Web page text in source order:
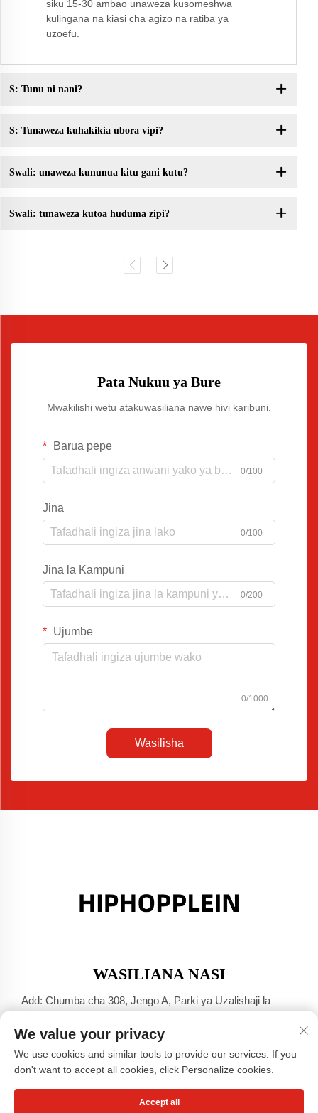
siku 15-30 ambao unaweza kusomeshwa
kulingana na kiasi cha agizo na ratiba ya
uzoefu.
S: Tunu ni nani?
S: Tunaweza kuhakikia ubora vipi?
Swali: unaweza kununua kitu gani kutu?
Swali: tunaweza kutoa huduma zipi?
Pata Nukuu ya Bure
Mwakilishi wetu atakuwasiliana nawe hivi karibuni.
Barua pepe
0/100
Jina
0/100
Jina la Kampuni
0/200
Ujumbe
0/1000
Wasilisha
WASILIANA NASI
Add: Chumba cha 308, Jengo A, Parki ya Uzalishaji la
Simu:+86-17304049586
Barua Pepe:[email protected]
Copyright © Kampuni ya Magazi ya Guangzhou Xiaohongshu,
We value your privacy
We use cookies and similar tools to provide our services. If you
don't want to accept all cookies, click Personalize cookies.
Accept all